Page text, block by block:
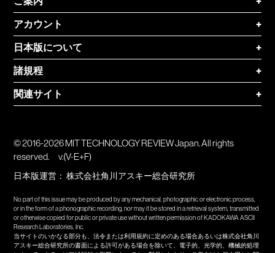
アカウント
+
日本版について
+
諸規程
+
関連サイト
+
© 2016-2026 MIT TECHNOLOGY REVIEW Japan. All rights
reserved.
v.(V-E+F)
日本版運営：株式会社角川アスキー総合研究所
No part of this issue may be produced by any mechanical, photographic or electronic process,
or in the form of a phonographic recording, nor may it be stored in a retrieval system, transmitted
or otherwise copied for public or private use without written permission of KADOKAWA ASCII
Research Laboratories, Inc.
当サイトのいかなる部分も、法令または利用規約に定めのある場合あるいは株式会社角川
アスキー総合研究所の書面による許可がある場合を除いて、電子的、光学的、機械的処理